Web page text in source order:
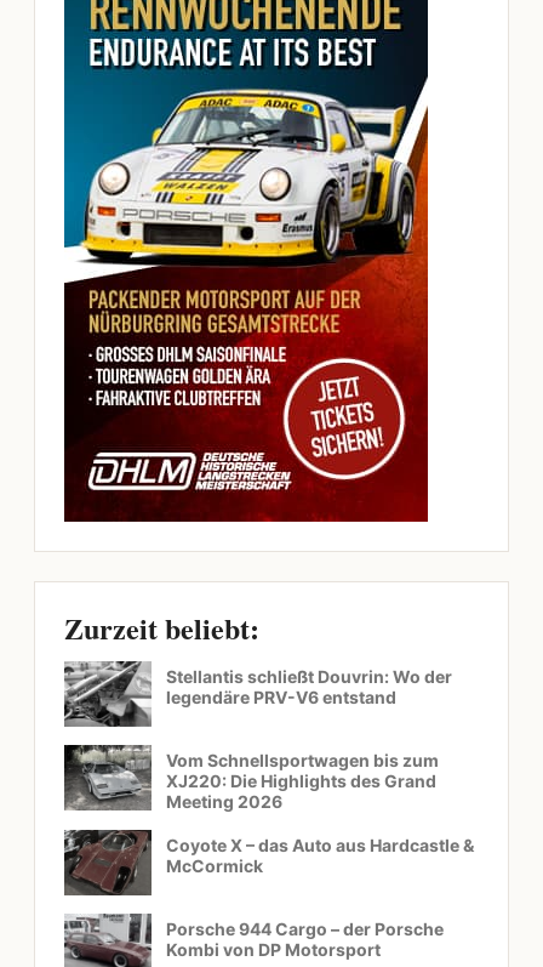
Zurzeit beliebt:
Stellantis schließt Douvrin: Wo der
legendäre PRV-V6 entstand
Vom Schnellsportwagen bis zum
XJ220: Die Highlights des Grand
Meeting 2026
Coyote X – das Auto aus Hardcastle &
McCormick
Porsche 944 Cargo – der Porsche
Kombi von DP Motorsport